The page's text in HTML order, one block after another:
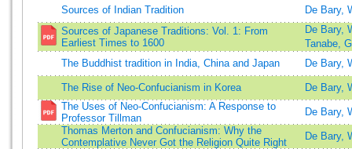
Sources of Indian Tradition
De Bary,
Sources of Japanese Traditions: Vol. 1: From
Earliest Times to 1600
De Bary,
Tanabe,
The Buddhist tradition in India, China and Japan
De Bary,
The Rise of Neo-Confucianism in Korea
De Bary,
The Uses of Neo-Confucianism: A Response to
Professor Tillman
De Bary,
Thomas Merton and Confucianism: Why the
Contemplative Never Got the Religion Quite Right
De Bary,